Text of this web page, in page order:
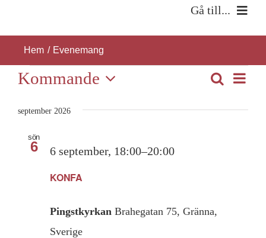
innehållet
Gå till...
Om oss
Kontakt
Hem Evenemang
Evenemang
Search
Sök Lista
Kommande
datum.
september 2026
sön
6
KONFA
6 september, 18:00–20:00
Pingstkyrkan Brahegatan 75, Gränna,
Sverige